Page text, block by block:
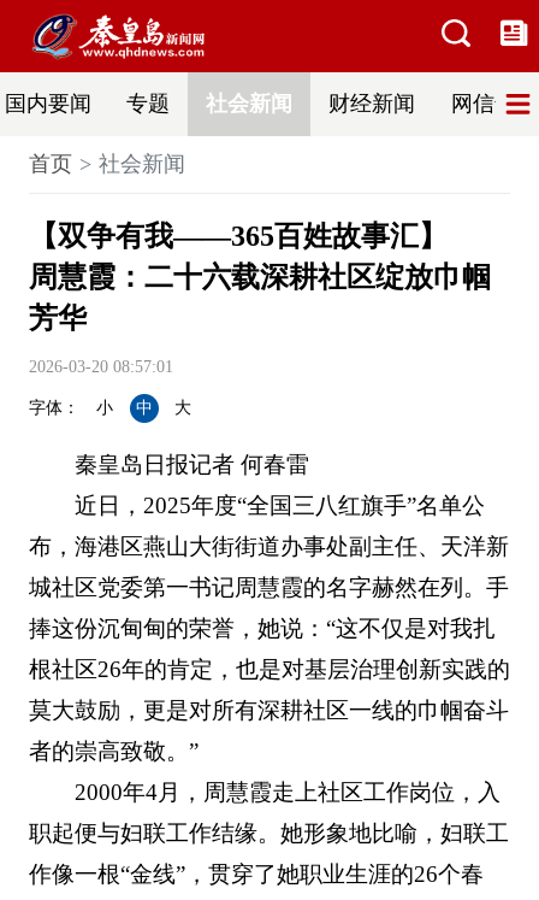
国内要闻 专题 社会新闻 财经新闻 网信普法
首页 社会新闻
【双争有我——365百姓故事汇】
周慧霞：二十六载深耕社区绽放巾帼
芳华
2026-03-20 08:57:01
字体： 小 中 大
秦皇岛日报记者 何春雷
近日，2025年度“全国三八红旗手”名单公
布，海港区燕山大街街道办事处副主任、天洋新
城社区党委第一书记周慧霞的名字赫然在列。手
捧这份沉甸甸的荣誉，她说：“这不仅是对我扎
根社区26年的肯定，也是对基层治理创新实践的
莫大鼓励，更是对所有深耕社区一线的巾帼奋斗
者的崇高致敬。”
2000年4月，周慧霞走上社区工作岗位，入
职起便与妇联工作结缘。她形象地比喻，妇联工
作像一根“金线”，贯穿了她职业生涯的26个春